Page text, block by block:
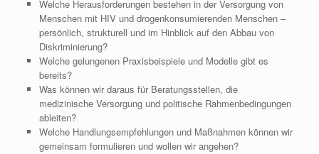
Welche Herausforderungen bestehen in der Versorgung von
Menschen mit HIV und drogenkonsumierenden Menschen –
persönlich, strukturell und im Hinblick auf den Abbau von
Diskriminierung?
Welche gelungenen Praxisbeispiele und Modelle gibt es
bereits?
Was können wir daraus für Beratungsstellen, die
medizinische Versorgung und politische Rahmenbedingungen
ableiten?
Welche Handlungsempfehlungen und Maßnahmen können wir
gemeinsam formulieren und wollen wir angehen?